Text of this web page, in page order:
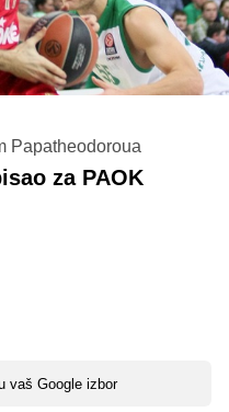
Papatheodoroua
za PAOK
vaš Google izbor